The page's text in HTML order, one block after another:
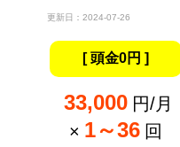
更新日：2024-07-26
[ 頭金0円 ]
33,000 円/月
× 1～36 回